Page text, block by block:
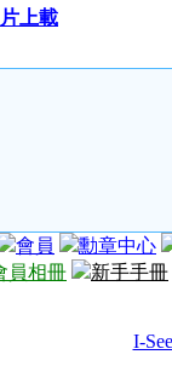
上載
會員
勳章中心
員相冊 新手手冊
I-